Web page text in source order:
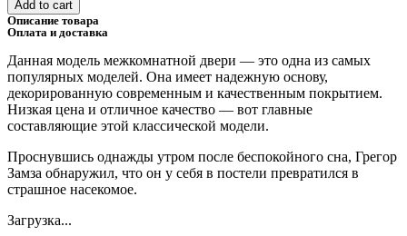
6
quantity
Add to cart
Описание товара
Оплата и доставка
Данная модель межкомнатной двери — это одна из самых
популярных моделей. Она имеет надежную основу,
декорированную современным и качественным покрытием.
Низкая цена и отличное качество — вот главные
составляющие этой классической модели.
Проснувшись однажды утром после беспокойного сна, Грегор
Замза обнаружил, что он у себя в постели превратился в
страшное насекомое.
Загрузка...